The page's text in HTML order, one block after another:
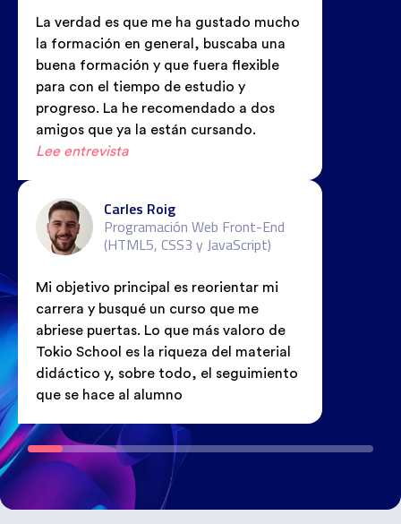
La verdad es que me ha gustado mucho
la formación en general, buscaba una
buena formación y que fuera flexible
para con el tiempo de estudio y
progreso. La he recomendado a dos
amigos que ya la están cursando.
Lee entrevista
Carles Roig
Programación Web Front-End
(HTML5, CSS3 y JavaScript)
Mi objetivo principal es reorientar mi
carrera y busqué un curso que me
abriese puertas. Lo que más valoro de
Tokio School es la riqueza del material
didáctico y, sobre todo, el seguimiento
que se hace al alumno